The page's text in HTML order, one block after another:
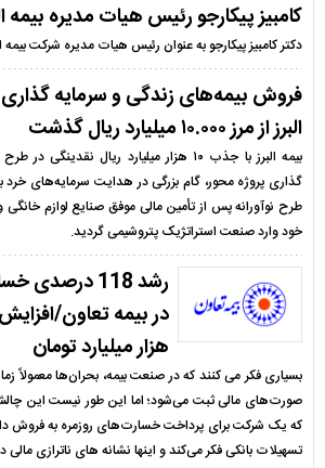
کامبیز پیکارجو رئیس هیات مدیره بیمه
دکتر کامبیز پیکارجو به عنوان رئیس هیات مدیره شرکت بیمه
فروش بیمه‌های زندگی و سرمایه گذاری
البرز از مرز ۱۰.۰۰۰ میلیارد ریال گذشت
بیمه البرز با جذب ۱۰ هزار میلیارد ریال
گذاری پروژه محور، گام بزرگی در هدایت سرمایه‌های
طرح نوآورانه پس از تأمین مالی موفق صنایع لوازم خانگی و
خود وارد صنعت استراتژیک پتروشیمی گردید.
رشد 118
هزار میلیارد تومان
بسیاری فکر می کنند که در صنعت بیمه، بحران‌ها معمولاً
صورت‌های مالی ثبت می‌شود؛ اما این طور نیست این
که یک شرکت برای پرداخت خسارت‌های روزمره به فروش
تسهیلات بانکی فکر می‌کند و اینها نشانه های ناترازی